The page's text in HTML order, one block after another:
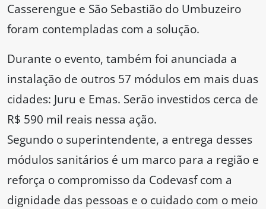
Casserengue e São Sebastião do Umbuzeiro
foram contempladas com a solução.
Durante o evento, também foi anunciada a
instalação de outros 57 módulos em mais duas
cidades: Juru e Emas. Serão investidos cerca de
R$ 590 mil reais nessa ação.
Segundo o superintendente, a entrega desses
módulos sanitários é um marco para a região e
reforça o compromisso da Codevasf com a
dignidade das pessoas e o cuidado com o meio